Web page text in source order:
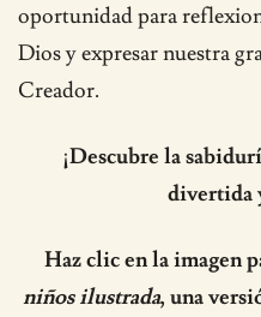
oportunidad para
Dios y expresar nuestra
Creador.
¡Descubre la
divertida
Haz clic en la imagen
niños ilustrada, una